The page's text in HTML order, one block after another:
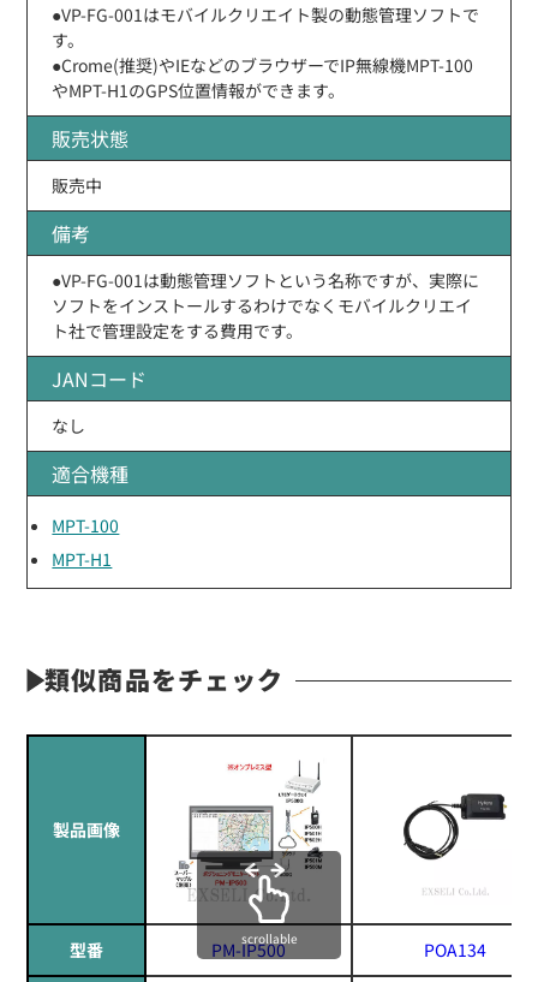
●VP-FG-001はモバイルクリエイト製の動態管理ソフトで
す。
●Crome(推奨)やIEなどのブラウザーでIP無線機MPT-100
やMPT-H1のGPS位置情報ができます。
販売状態
販売中
備考
●VP-FG-001は動態管理ソフトという名称ですが、実際に
ソフトをインストールするわけでなくモバイルクリエイ
ト社で管理設定をする費用です。
JANコード
なし
適合機種
MPT-100
MPT-H1
類似商品をチェック
製品画像
型番 PM-IP500 POA134
scrollable